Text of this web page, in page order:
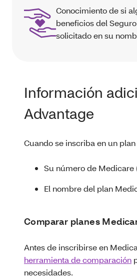
Conocimiento de si
beneficios del
solicitado en su
Información
Advantage
Cuando se inscriba en un
Su número de
El nombre del plan
Comparar planes
Antes de inscribirse en
herramienta de comparación
necesidades.